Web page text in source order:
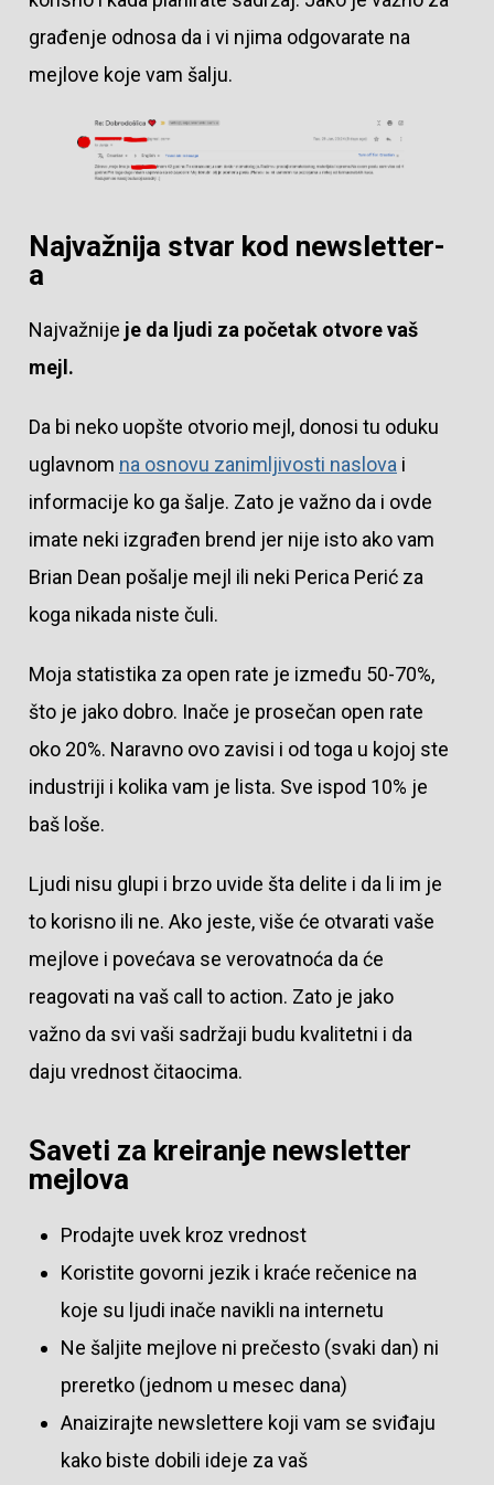
građenje odnosa da i vi njima odgovarate na
mejlove koje vam šalju.
Najvažnija stvar kod newsletter-
a
Najvažnije je da ljudi za početak otvore vaš
mejl.
Da bi neko uopšte otvorio mejl, donosi tu oduku
uglavnom na osnovu zanimljivosti naslova i
informacije ko ga šalje. Zato je važno da i ovde
imate neki izgrađen brend jer nije isto ako vam
Brian Dean pošalje mejl ili neki Perica Perić za
koga nikada niste čuli.
Moja statistika za open rate je između 50-70%,
što je jako dobro. Inače je prosečan open rate
oko 20%. Naravno ovo zavisi i od toga u kojoj ste
industriji i kolika vam je lista. Sve ispod 10% je
baš loše.
Ljudi nisu glupi i brzo uvide šta delite i da li im je
to korisno ili ne. Ako jeste, više će otvarati vaše
mejlove i povećava se verovatnoća da će
reagovati na vaš call to action. Zato je jako
važno da svi vaši sadržaji budu kvalitetni i da
daju vrednost čitaocima.
Saveti za kreiranje newsletter
mejlova
Prodajte uvek kroz vrednost
Koristite govorni jezik i kraće rečenice na
koje su ljudi inače navikli na internetu
Ne šaljite mejlove ni prečesto (svaki dan) ni
preretko (jednom u mesec dana)
Anaizirajte newslettere koji vam se sviđaju
kako biste dobili ideje za vaš